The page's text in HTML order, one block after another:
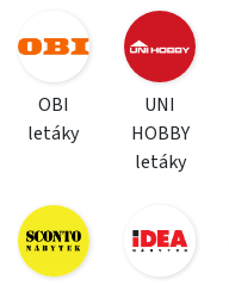
OBI
letáky
UNI
HOBBY
letáky